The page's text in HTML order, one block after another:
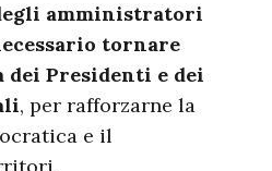
amministratori
tornare
dei Presidenti e dei
, per rafforzarne la
e il